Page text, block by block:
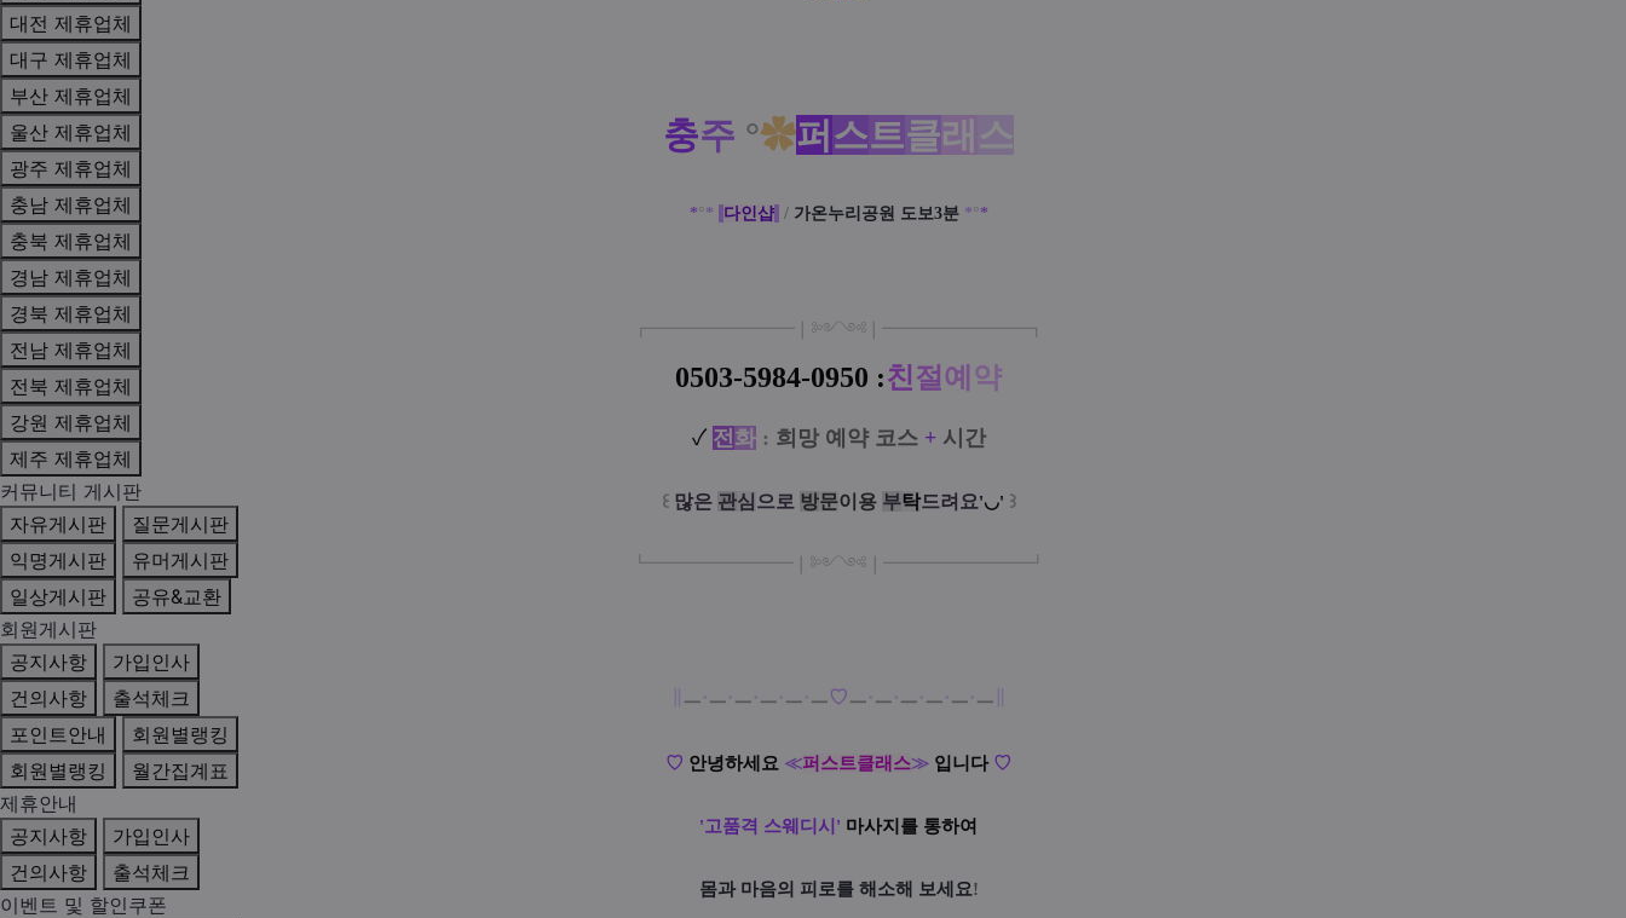
충주 °✿퍼 스트클래 스
* °* 다인샵 / 가온누리공원 도보3분 * °*
┏━━━━━━━━ ❘༻༺❘ ━━━━━━━━┓
0503-5984-0950 :친절 예 약
✓ 전화 : 희망 예약 코스 + 시간
꒰ 많은 관심 으로 방문이 용 부탁드려요'◡' ꒱
┗━━━━━━━━ ❘༻༺❘ ━━━━━━━━┛
ㅡ·ㅡ·ㅡ·ㅡ·ㅡ·ㅡ♡ㅡ·ㅡ·ㅡ·ㅡ·ㅡ·ㅡ
♡ 안녕하세요 ≪퍼스트클래스≫ 입니다 ♡
'고품격 스웨디시' 마사지를 통하여
몸과 마음의 피로를 해소해 보세요!
대전 제휴업체
대구 제휴업체
부산 제휴업체
울산 제휴업체
광주 제휴업체
충남 제휴업체
충북 제휴업체
경남 제휴업체
경북 제휴업체
전남 제휴업체
전북 제휴업체
강원 제휴업체
제주 제휴업체
커뮤니티 게시판
자유게시판
질문게시판
익명게시판
유머게시판
일상게시판
공유&교환
회원게시판
공지사항
가입인사
건의사항
출석체크
포인트안내
회원별랭킹
회원별랭킹
월간집계표
제휴안내
공지사항
가입인사
건의사항
출석체크
이벤트 및 할인쿠폰